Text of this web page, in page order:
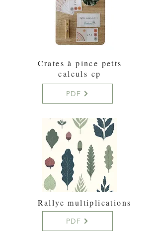
Crates à pince petts
calculs cp
PDF
Rallye multiplications
PDF